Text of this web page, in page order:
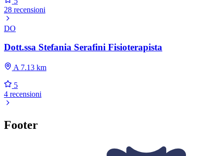
28 recensioni
DO
Dott.ssa Stefania Serafini Fisioterapista
A 7.13 km
5
4 recensioni
Footer